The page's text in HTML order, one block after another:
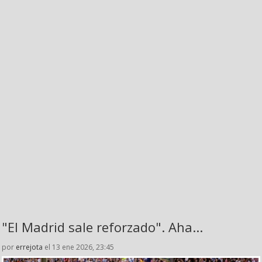
"El Madrid sale reforzado". Aha...
por errejota el 13 ene 2026, 23:45